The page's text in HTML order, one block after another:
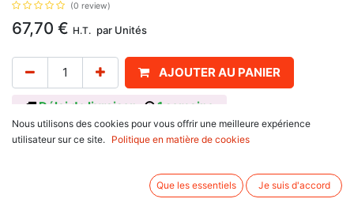
(0 review)
67,70 € H.T. par Unités
AJOUTER AU PANIER
Délai de livraison : 1 semaine
Bobine de solénoïde inversée pour John Deere Série 6030 6430, avec
6020, 6120, 6220, 6320, 6420, 6520, 6620, 6820, 6920 S,
Nous utilisons des cookies pour vous offrir une meilleure expérience
utilisateur sur ce site.
Politique en matière de cookies
Que les essentiels Je suis d'accord